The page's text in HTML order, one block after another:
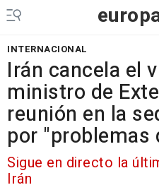
INTERNACIONAL
Irán cancela el
ministro de
reunión en la
por "problemas
Sigue en directo la
Irán